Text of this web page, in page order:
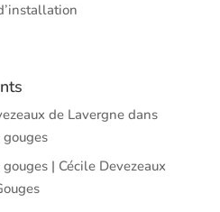
de Lavergnedans
| Cécile Devezeaux